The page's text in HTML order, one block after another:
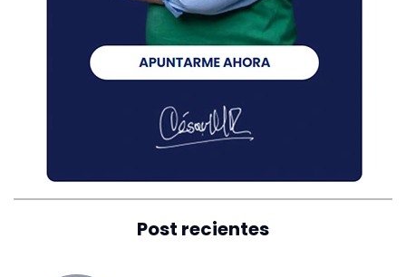
Post recientes